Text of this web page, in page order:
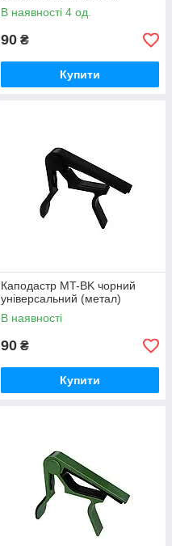
В наявності 4 од.
90 ₴
Купити
Каподастр MT-BK чорний
універсальний (метал)
В наявності
90 ₴
Купити